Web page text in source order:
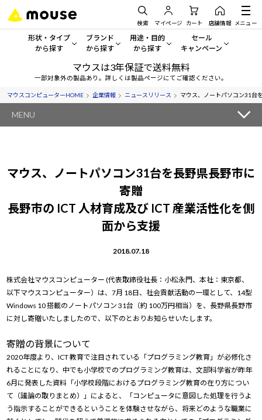
検索 マイページ カート 店舗情報 メニュー
形状・タイプ
から探す
形状・タイプから探す をすべてみる
デスクトップPC
ノートPC
ワークステーション
ブランド
から探す
mouse
G TUNE
NEXTGEAR
MousePro
iiyama
用途・目的
から探す
一般向けパソコン
ゲーミングPC・ゲーム向けパソコン
クリエイティブ向け
学習向けパソコン
スペック/パーツ別
セール
キャンペーン
セール・キャンペーン
期間限定セール
おすすめ目玉パソコン
Windows 11 | Copilot+ PC
マウスは3年保証で送料無料
一部対象外の製品あり。詳しくは製品ページにてご確認ください。
マウスコンピューターHOME 企業情報 ニュースリリース マウス、ノートパソコン31台
MENU
マウス、ノートパソコン31台を長野県長野市に
寄贈
長野市の ICT 人材育成及び ICT 産業活性化を側
面から支援
2018.07.18
株式会社マウスコンピューター (代表取締役社長：小松永門、本社：東京都、
以下マウスコンピューター）は、7月 18日、社会貢献活動の一環として、14型
Windows 10 搭載のノートパソコン 31台（約 100万円相当）を、長野県長野市
に対し寄贈いたしましたので、以下のとおりお知らせいたします。
寄贈の背景について
2020年度より、ICT 教育で注目されている「プログラミング教育」が必修化さ
れることになり、中でも小学校でのプログラミング教育は、文部科学省が昨年
6月に発表した資料「小学校段階におけるプログラミング教育の在り方につい
て（議論の取りまとめ）」によると、「コンピュータに意図した処理を行うよ
う指示することができるということを体験させながら、将来どのような職業に